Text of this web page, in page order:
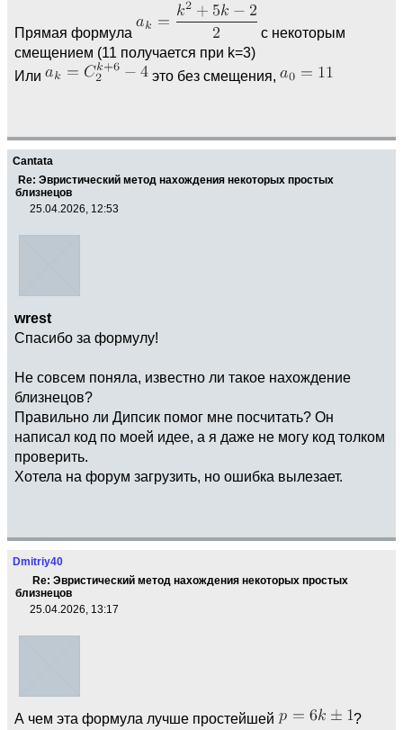
Прямая формула
с некоторым
смещением (11 получается при k=3)
Или
это без смещения,
Cantata
Re: Эвристический метод нахождения некоторых простых
близнецов
25.04.2026, 12:53
wrest
Спасибо за формулу!
Не совсем поняла, известно ли такое нахождение
близнецов?
Правильно ли Дипсик помог мне посчитать? Он
написал код по моей идее, а я даже не могу код толком
проверить.
Хотела на форум загрузить, но ошибка вылезает.
Dmitriy40
Re: Эвристический метод нахождения некоторых простых
близнецов
25.04.2026, 13:17
А чем эта формула лучше простейшей
?